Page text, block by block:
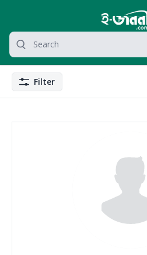
grocery search at header
Search
FilterFilter